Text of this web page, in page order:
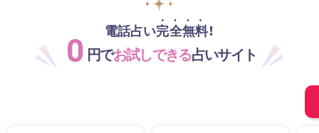
電話占い完全無料！
0 円でお試しできる占いサイト